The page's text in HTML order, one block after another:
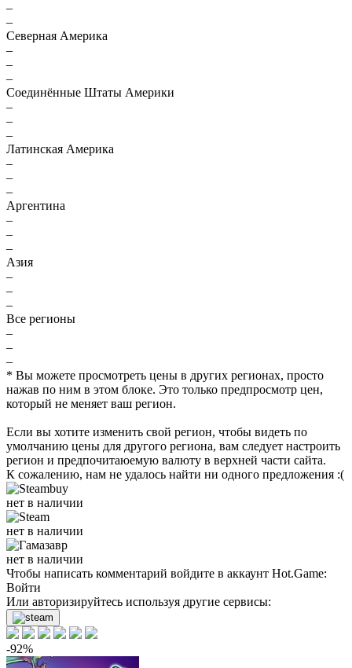
–
–
Северная Америка
–
–
–
Соединённые Штаты Америки
–
–
–
Латинская Америка
–
–
–
Аргентина
–
–
–
Азия
–
–
–
Все регионы
–
–
–
* Вы можете просмотреть цены в других регионах, просто
нажав по ним в этом блоке. Это только предпросмотр цен,
который не меняет ваш регион.
Если вы хотите изменить свой регион, чтобы видеть по
умолчанию цены для другого региона, вам следует настроить
регион и предпочитаюемую валюту в верхней части сайта.
К сожалению, нам не удалось найти ни одного предложения :(
нет в наличии
нет в наличии
нет в наличии
Чтобы написать комментарий войдите в аккаунт Hot.Game:
Войти
Или авторизируйтесь используя другие сервисы:
-92%